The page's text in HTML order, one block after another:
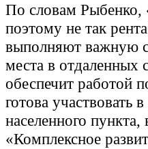
По словам Рыбенко,
поэтому не так
выполняют важную
места в отдаленных
обеспечит работой
готова участвовать
населенного
«Комплексное